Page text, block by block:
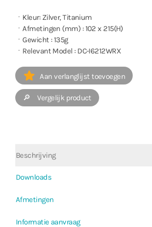
ㆍKleur: Zilver, Titanium
ㆍAfmetingen (mm) : 102 x 215(H)
ㆍGewicht : 135g
ㆍRelevant Model : DC-I6212WRX
Aan verlanglijst toevoegen
🔎 Vergelijk product
Beschrijving
Downloads
Afmetingen
Informatie aanvraag